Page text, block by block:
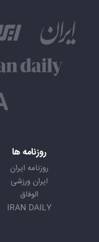
روزنامه ها
روزنامه ایران
ایران ورزشی
الوفاق
IRAN DAILY